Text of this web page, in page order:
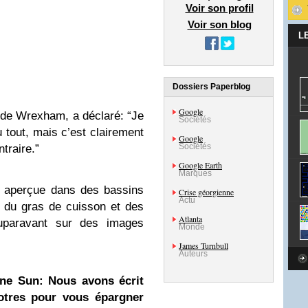
Wrexham, a déclaré: “Je
mais c’est clairement
dans des bassins
du gras de cuisson et des
sur des images
Sun: Nous avons écrit
pour vous épargner
Voir son profil
Voir son blog
Dossiers Paperblog
Google
Sociétés
Google
Sociétés
Google Earth
Marques
Crise géorgienne
Actu
Atlanta
Monde
James Turnbull
Auteurs